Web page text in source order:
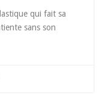
qui fait sa
sans son